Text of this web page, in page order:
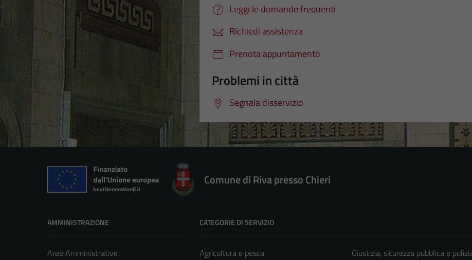
Leggi le domande frequenti
Richiedi assistenza
Prenota appuntamento
Problemi in città
Segnala disservizio
Comune di Riva presso Chieri
AMMINISTRAZIONE
Aree Amministrative
CATEGORIE DI SERVIZIO
Agricoltura e pesca
Giustizia, sicurezza pubblica e